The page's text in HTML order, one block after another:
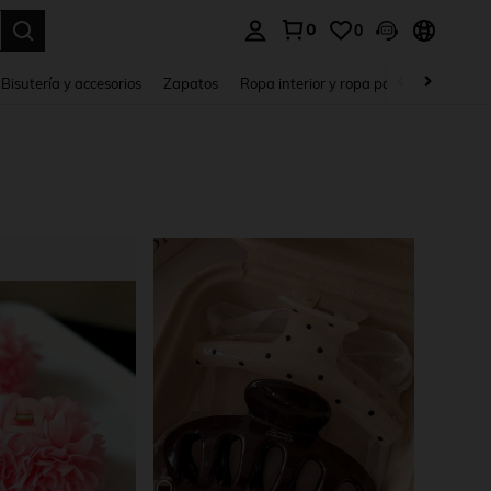
0 0
Bisutería y accesorios Zapatos Ropa interior y ropa para dormir